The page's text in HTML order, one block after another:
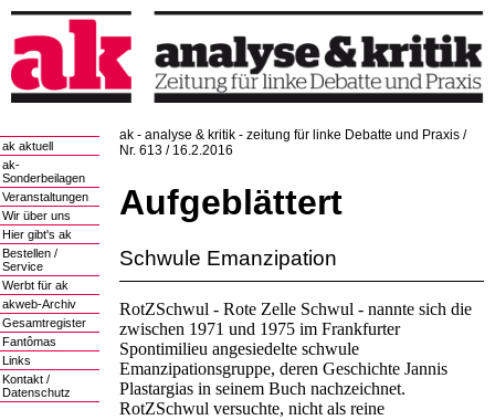
ak aktuell
ak-
Sonderbeilagen
Veranstaltungen
Wir über uns
Hier gibt's ak
Bestellen /
Service
Werbt für ak
akweb-Archiv
Gesamtregister
Fantômas
Links
Kontakt /
Datenschutz
ak - analyse & kritik - zeitung für linke Debatte und Praxis /
Nr. 613 / 16.2.2016
Aufgeblättert
Schwule Emanzipation
RotZSchwul - Rote Zelle Schwul - nannte sich die
zwischen 1971 und 1975 im Frankfurter
Spontimilieu angesiedelte schwule
Emanzipationsgruppe, deren Geschichte Jannis
Plastargias in seinem Buch nachzeichnet.
RotZSchwul versuchte, nicht als reine